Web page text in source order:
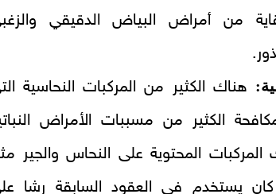
من أمراض البياض الدقيقي
هناك الكثير من المركبات النحاسية
الكثير من مسببات الأمراض
المركبات المحتوية على النحاس والجير
يستخدم في العقود السابقة رشا